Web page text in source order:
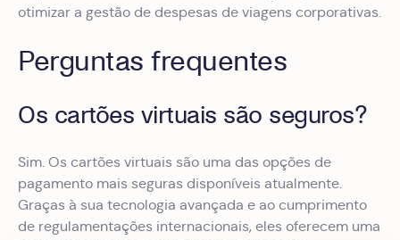
otimizar a gestão de despesas de viagens corporativas.
Perguntas frequentes
Os cartões virtuais são seguros?
Sim. Os cartões virtuais são uma das opções de
pagamento mais seguras disponíveis atualmente.
Graças à sua tecnologia avançada e ao cumprimento
de regulamentações internacionais, eles oferecem uma